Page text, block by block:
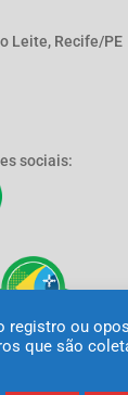
Leite, Recife/PE
sociais:
registro ou
que são